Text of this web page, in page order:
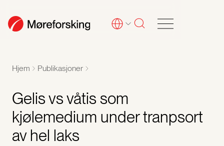
Hjem Publikasjoner
Gelis vs våtis som
kjølemedium under tranpsort
av hel laks